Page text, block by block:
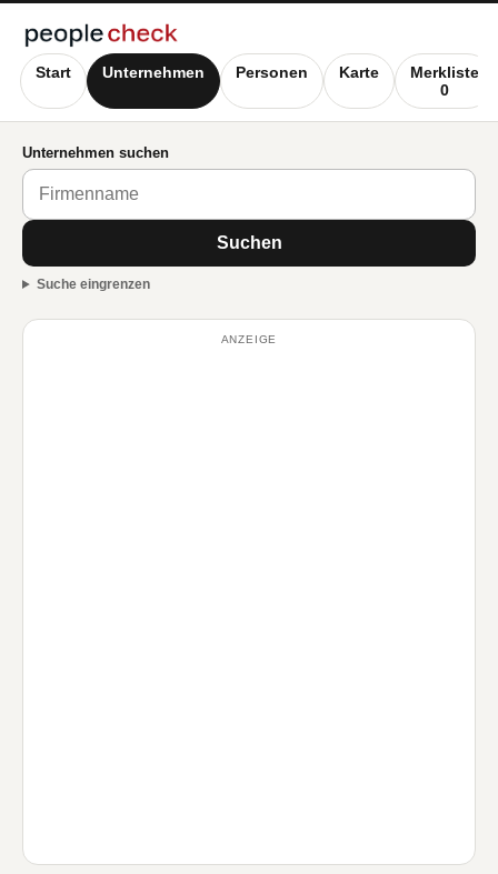
Start Unternehmen Personen Karte
Merkliste
0
Unternehmen suchen
Suchen
Suche eingrenzen
ANZEIGE